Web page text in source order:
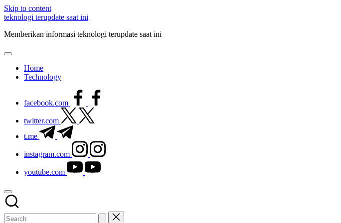
Skip to content
teknologi terupdate saat ini
Memberikan informasi teknologi terupdate saat ini
Home
Technology
facebook.com
twitter.com
t.me
instagram.com
youtube.com